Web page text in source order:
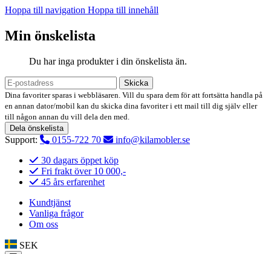
Hoppa till navigation Hoppa till innehåll
Min önskelista
Du har inga produkter i din önskelista än.
Skicka
Dina favoriter sparas i webbläsaren. Vill du spara dem för att fortsätta handla på
en annan dator/mobil kan du skicka dina favoriter i ett mail till dig själv eller
till någon annan du vill dela den med.
Dela önskelista
Support: 0155-722 70
info@kilamobler.se
30 dagars öppet köp
Fri frakt över 10 000,-
45 års erfarenhet
Kundtjänst
Vanliga frågor
Om oss
SEK